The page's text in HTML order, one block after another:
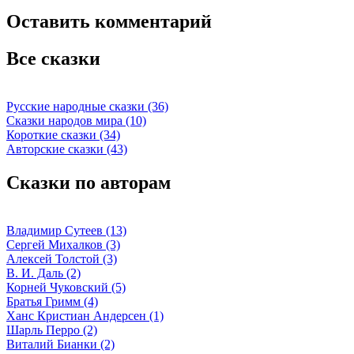
Оставить комментарий
Все сказки
Русские народные сказки (36)
Сказки народов мира (10)
Короткие сказки (34)
Авторские сказки (43)
Сказки по авторам
Владимир Сутеев (13)
Сергей Михалков (3)
Алексей Толстой (3)
В. И. Даль (2)
Корней Чуковский (5)
Братья Гримм (4)
Ханс Кристиан Андерсен (1)
Шарль Перро (2)
Виталий Бианки (2)